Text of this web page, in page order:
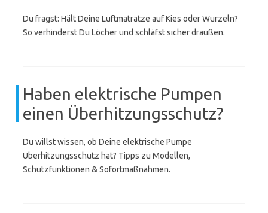
Du fragst: Hält Deine Luftmatratze auf Kies oder Wurzeln?
So verhinderst Du Löcher und schläfst sicher draußen.
Haben elektrische Pumpen
einen Überhitzungsschutz?
Du willst wissen, ob Deine elektrische Pumpe
Überhitzungsschutz hat? Tipps zu Modellen,
Schutzfunktionen & Sofortmaßnahmen.